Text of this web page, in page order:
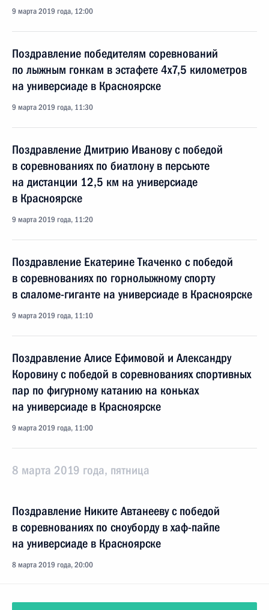
9 марта 2019 года, 12:00
Поздравление победителям соревнований
по лыжным гонкам в эстафете 4x7,5 километров
на универсиаде в Красноярске
9 марта 2019 года, 11:30
Поздравление Дмитрию Иванову с победой
в соревнованиях по биатлону в персьюте
на дистанции 12,5 км на универсиаде
в Красноярске
9 марта 2019 года, 11:20
Поздравление Екатерине Ткаченко с победой
в соревнованиях по горнолыжному спорту
в слаломе-гиганте на универсиаде в Красноярске
9 марта 2019 года, 11:10
Поздравление Алисе Ефимовой и Александру
Коровину с победой в соревнованиях спортивных
пар по фигурному катанию на коньках
на универсиаде в Красноярске
9 марта 2019 года, 11:00
8 марта 2019 года, пятница
Поздравление Никите Автанееву с победой
в соревнованиях по сноуборду в хаф-пайпе
на универсиаде в Красноярске
8 марта 2019 года, 20:00